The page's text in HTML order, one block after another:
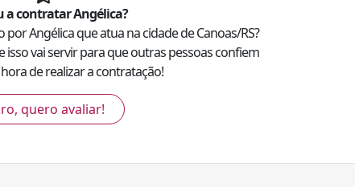
a contratarAngélica?
porAngélicaque atua na cidade deCanoas/RS?
isso vai servir para que outras pessoas confiem
de realizar a contratação!
quero avaliar!